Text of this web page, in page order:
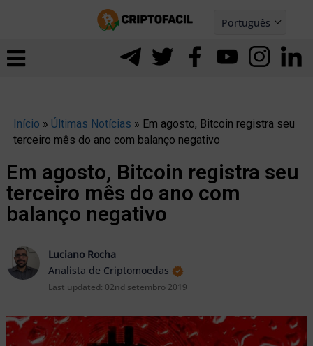
Português
Español
Início » Últimas Notícias » Em agosto, Bitcoin registra seu
terceiro mês do ano com balanço negativo
Em agosto, Bitcoin registra seu
terceiro mês do ano com
balanço negativo
Luciano Rocha
Analista de Criptomoedas
Last updated: 02nd setembro 2019